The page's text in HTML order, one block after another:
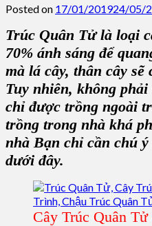
Posted on 17/01/201924/05/
Trúc Quân Tửlà loại
70% ánh sáng để
mà lá cây, thân cây sẽ
Tuy nhiên, không
chỉ được trồng ngoài
trồng trong nhà khá
nhà Bạn chỉ cần chú
dưới đây.
Cây Trúc Quân